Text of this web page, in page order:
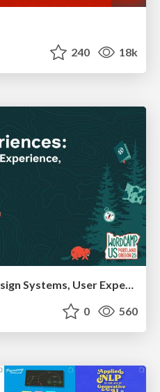
240 18k
Building Experiences: Design Systems, User Experience, and Full Site Editing
0 560